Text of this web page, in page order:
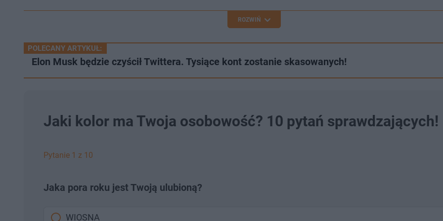
ROZWIŃ
POLECANY ARTYKUŁ:
Elon Musk będzie czyścił Twittera. Tysiące kont zostanie skasowanych!
Jaki kolor ma Twoja osobowość? 10 pytań sprawdzających!
Pytanie 1 z 10
Jaka pora roku jest Twoją ulubioną?
WIOSNA